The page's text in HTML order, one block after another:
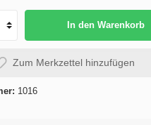
In den Warenkorb
Zum Merkzettel hinzufügen
1016